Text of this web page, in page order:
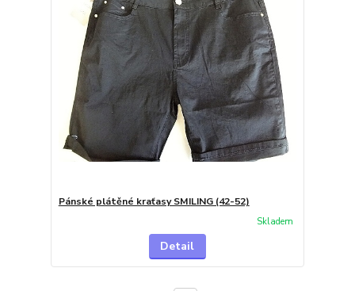
Pánské plátěné kraťasy SMILING (42-52)
Skladem
Detail